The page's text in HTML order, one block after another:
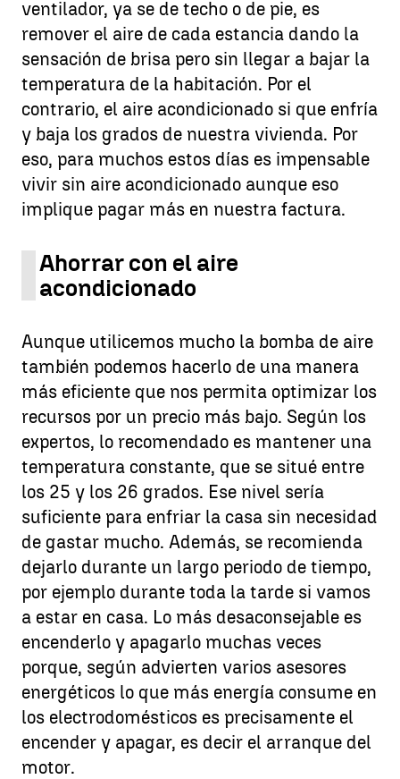
ventilador, ya se de techo o de pie, es
remover el aire de cada estancia dando la
sensación de brisa pero sin llegar a bajar la
temperatura de la habitación. Por el
contrario, el aire acondicionado si que enfría
y baja los grados de nuestra vivienda. Por
eso, para muchos estos días es impensable
vivir sin aire acondicionado aunque eso
implique pagar más en nuestra factura.
Ahorrar con el aire
acondicionado
Aunque utilicemos mucho la bomba de aire
también podemos hacerlo de una manera
más eficiente que nos permita optimizar los
recursos por un precio más bajo. Según los
expertos, lo recomendado es mantener una
temperatura constante, que se situé entre
los 25 y los 26 grados. Ese nivel sería
suficiente para enfriar la casa sin necesidad
de gastar mucho. Además, se recomienda
dejarlo durante un largo periodo de tiempo,
por ejemplo durante toda la tarde si vamos
a estar en casa. Lo más desaconsejable es
encenderlo y apagarlo muchas veces
porque, según advierten varios asesores
energéticos lo que más energía consume en
los electrodomésticos es precisamente el
encender y apagar, es decir el arranque del
motor.